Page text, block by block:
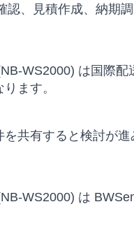
、見積作成、納期
WS2000) は国際配
ます。
共有すると検討が進
WS2000) は